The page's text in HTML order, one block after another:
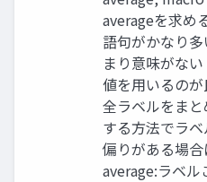
averageを求め
語句がかなり
まり意味がな
値を用いるの
全ラベルをま
する方法でラ
偏りがある場
average:ラベ